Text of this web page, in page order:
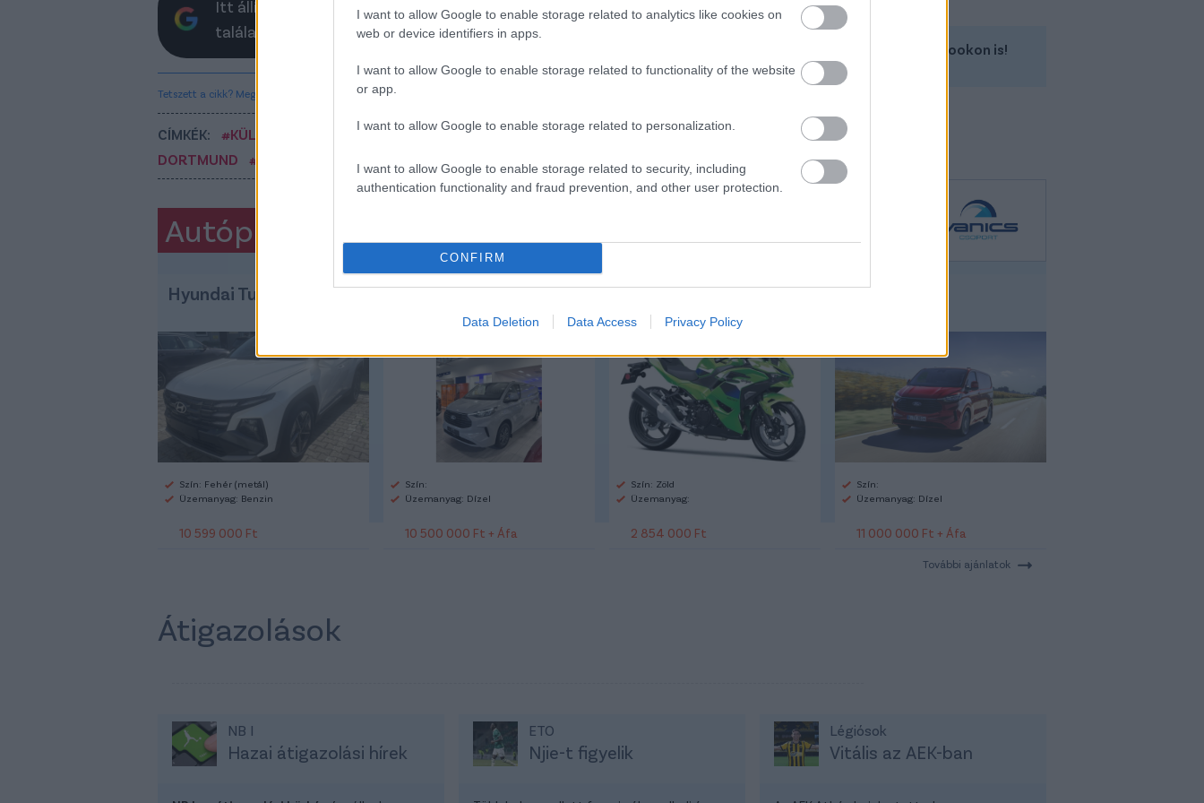
I want to allow Google to enable storage related to analytics like cookies on
web or device identifiers in apps.
I want to allow Google to enable storage related to functionality of the website
or app.
I want to allow Google to enable storage related to personalization.
I want to allow Google to enable storage related to security, including
authentication functionality and fraud prevention, and other user protection.
CONFIRM
Data Deletion Data Access Privacy Policy
Itt állíthatod be, hogy a Csakfoci az elsők között legyen a Google-
találatokban
Tetszett a cikk? Megosztanád?
CÍMKÉK: #KÜLFÖLDI FOCI #NÉMET FOCI #NEMZETKÖZI FOCI #FRISS
#BORUSSIA
DORTMUND
#ALEXANDER ISAK
Kövess minket a Facebookon is!
Autópiac
Hyundai Tucson
Szín: Fehér (metál)
Üzemanyag: Benzin
10 599 000 Ft
Ford Transit
Szín:
Üzemanyag: Dízel
10 500 000 Ft + Áfa
Kawasaki Ninja 500
Szín: Zöld
Üzemanyag:
2 854 000 Ft
Ford Transit
Szín:
Üzemanyag: Dízel
11 000 000 Ft + Áfa
További ajánlatok
Átigazolások
NB I
Hazai átigazolási hírek
ETO
Njie-t figyelik
Légiósok
Vitális az AEK-ban